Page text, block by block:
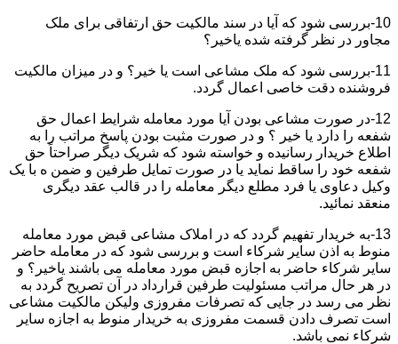
10-بررسی شود که آیا در سند مالکیت حق ارتفاقی برای ملک
مجاور در نظر گرفته شده یاخیر؟
11-بررسی شود که ملک مشاعی است یا خیر؟ و در میزان مالکیت
فروشنده دقت خاصی اعمال گردد.
12-در صورت مشاعی بودن آیا مورد معامله شرایط اعمال حق
شفعه را دارد یا خیر ؟ و در صورت مثبت بودن پاسخ مراتب را به
اطلاع خریدار رسانیده و خواسته شود که شریک دیگر صراحتاً حق
شفعه خود را ساقط نماید یا در صورت تمایل طرفین و ضمن ه با یک
وکیل دعاوی یا فرد مطلع دیگر معامله را در قالب عقد دیگری
منعقد نمائید.
13-به خریدار تفهیم گردد که در املاک مشاعی قبض مورد معامله
منوط به اذن سایر شرکاء است و بررسی شود که در معامله حاضر
سایر شرکاء حاضر به اجازه قبض مورد معامله می باشند یاخیر؟ و
در هر حال مراتب مسئولیت طرفین قرارداد در آن تصریح گردد به
نظر می رسد در جایی که تصرفات مفروزی ولیکن مالکیت مشاعی
است تصرف دادن قسمت مفروزی به خریدار منوط به اجازه سایر
شرکاء نمی باشد.